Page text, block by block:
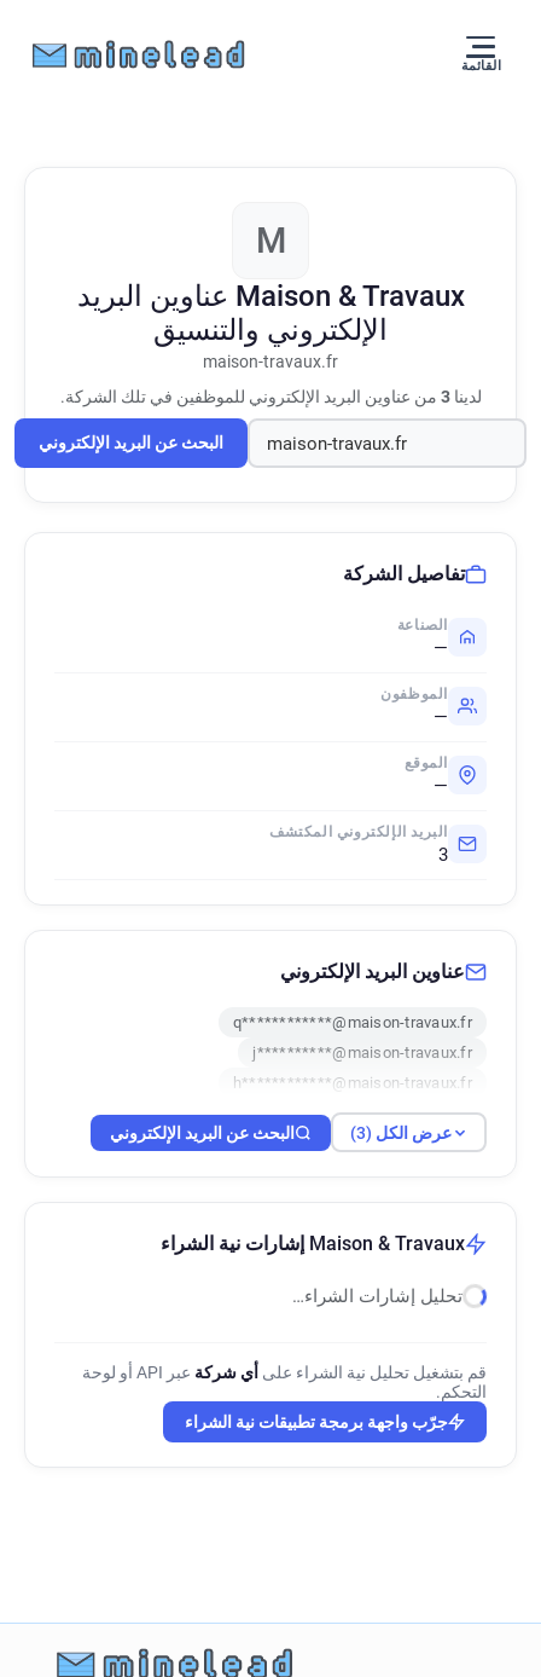
القائمة
M
Maison & Travaux عناوين البريد
الإلكتروني والتنسيق
maison-travaux.fr
لدينا3 من عناوين البريد الإلكتروني للموظفين في تلك الشركة.
البحث عن البريد الإلكتروني
تفاصيل الشركة
الصناعة
—
الموظفون
—
الموقع
—
البريد الإلكتروني المكتشف
3
عناوين البريد الإلكتروني
q************@maison-travaux.fr
j**********@maison-travaux.fr
h************@maison-travaux.fr
عرض الكل (3) البحث عن البريد الإلكتروني
Maison & Travaux إشارات نية الشراء
تحليل إشارات الشراء…
قم بتشغيل تحليل نية الشراء على أي شركة
عبر API أو لوحة
التحكم.
جرّب واجهة برمجة تطبيقات نية الشراء